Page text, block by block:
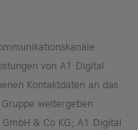
von A1 Digital
Kontaktdaten an das
weitergeben
& Co KG; A1 Digital